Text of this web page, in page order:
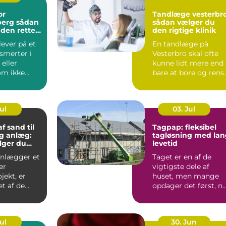
rette
på et
i
eller
ikke
Tandlæge
sådan vælger du
den rigtige klinik
En tandlæge på
Vesterbro skal ofte
kunne lidt mere end
bare at bore og
ønsker ko...
sand til
anlæg:
du
et
er
af de
03. Jul
Tagpap: fleksibel
tagløsning med
levetid
Taget er en af de
vigtigste dele af
huset, men mange
opdager det først,
30. Jun